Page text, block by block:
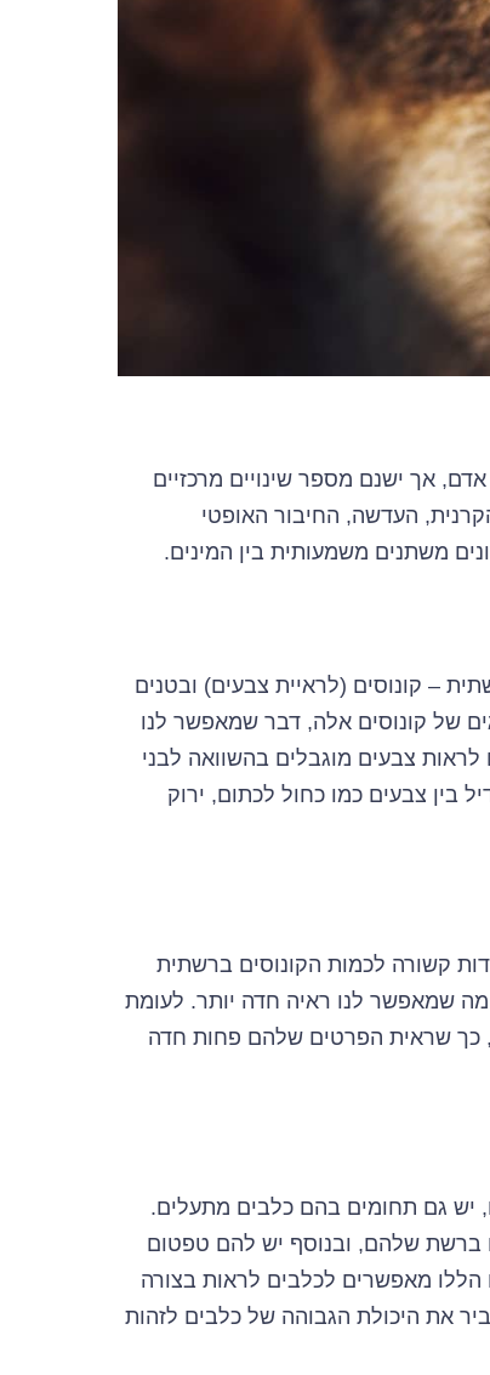
אך ישנם מספר שינויים מרכזיים
העדשה, החיבור האופטי
משתנים משמעותית בין המינים.
– קונוסים (לראיית צבעים) ובטנים
של קונוסים אלה, דבר שמאפשר לנו
צבעים מוגבלים בהשוואה לבני
בין צבעים כמו כחול לכתום, ירוק
קשורה לכמות הקונוסים ברשתית
מה שמאפשר לנו ראיה חדה יותר. לעומת
כך שראית הפרטים שלהם פחות חדה
יש גם תחומים בהם כלבים מתעלים.
ברשת שלהם, ובנוסף יש להם טפטום
הללו מאפשרים לכלבים לראות בצורה
את היכולת הגבוהה של כלבים לזהות